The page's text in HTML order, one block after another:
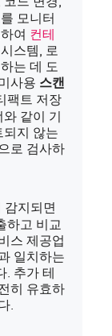
모니터
여 컨테
스템, 로
는 데 도
사용 스캔
팩트 저장
같이 기
지 않는
로 검사하
지되면
하고 비교
스 제공업
일치하는
. 추가 테
히 유효하
.